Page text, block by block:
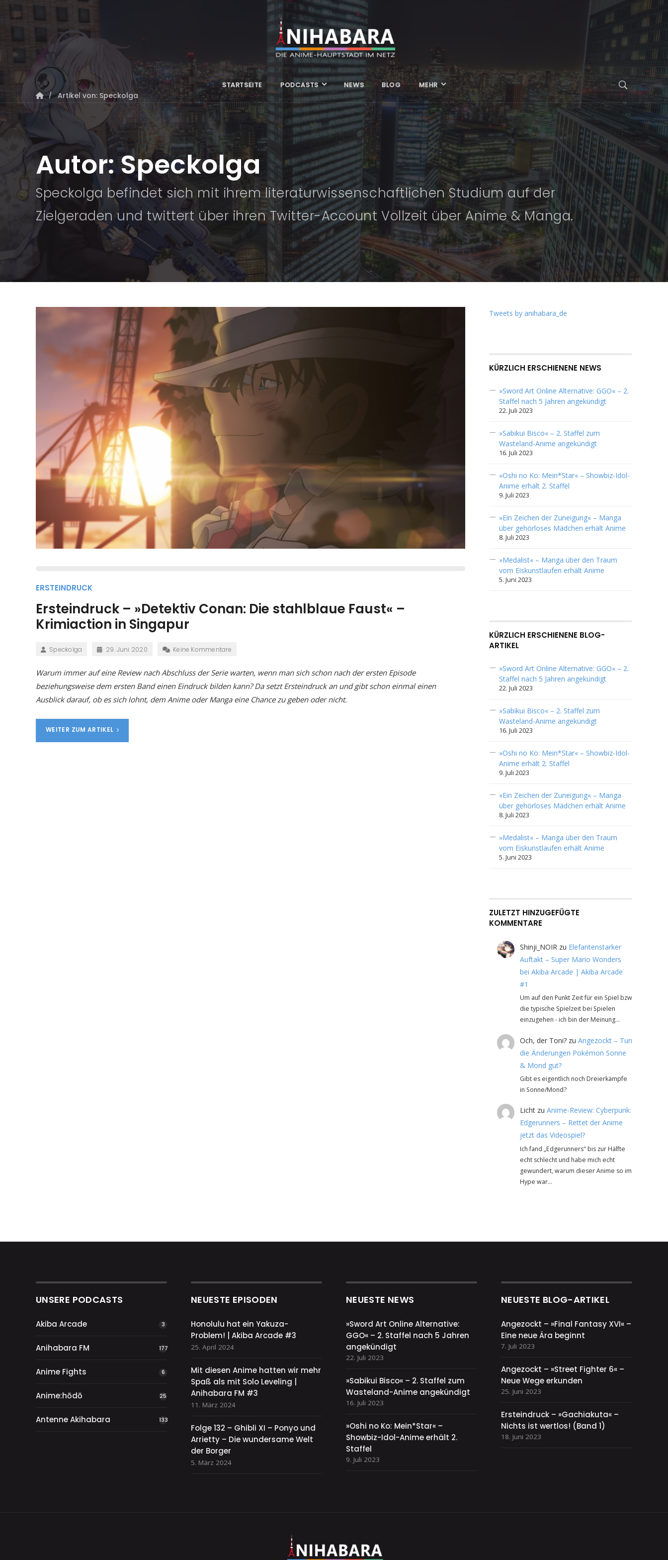
STARTSEITE PODCASTS NEWS BLOG MEHR
Artikel von: Speckolga
Autor:Speckolga
Speckolga befindet sich mit ihrem literaturwissenschaftlichen Studium auf der
Zielgeraden und twittert über ihren Twitter-Account Vollzeit über Anime & Manga.
ERSTEINDRUCK
Ersteindruck – »Detektiv Conan: Die stahlblaue Faust« –
Krimiaction in Singapur
Speckolga 29. Juni 2020 Keine Kommentare
Warum immer auf eine Review nach Abschluss der Serie warten, wenn man sich schon nach der ersten Episode
beziehungsweise dem ersten Band einen Eindruck bilden kann? Da setzt Ersteindruck an und gibt schon einmal einen
Ausblick darauf, ob es sich lohnt, dem Anime oder Manga eine Chance zu geben oder nicht.
WEITER ZUM ARTIKEL
Tweets by anihabara_de
KÜRZLICH ERSCHIENENE NEWS
»Sword Art Online Alternative: GGO« – 2.
Staffel nach 5 Jahren angekündigt
22. Juli 2023
»Sabikui Bisco« – 2. Staffel zum
Wasteland-Anime angekündigt
16. Juli 2023
»Oshi no Ko: Mein*Star« – Showbiz-Idol-
Anime erhält 2. Staffel
9. Juli 2023
»Ein Zeichen der Zuneigung« – Manga
über gehörloses Mädchen erhält Anime
8. Juli 2023
»Medalist« – Manga über den Traum
vom Eiskunstlaufen erhält Anime
5. Juni 2023
KÜRZLICH ERSCHIENENE BLOG-
ARTIKEL
»Sword Art Online Alternative: GGO« – 2.
Staffel nach 5 Jahren angekündigt
22. Juli 2023
»Sabikui Bisco« – 2. Staffel zum
Wasteland-Anime angekündigt
16. Juli 2023
»Oshi no Ko: Mein*Star« – Showbiz-Idol-
Anime erhält 2. Staffel
9. Juli 2023
»Ein Zeichen der Zuneigung« – Manga
über gehörloses Mädchen erhält Anime
8. Juli 2023
»Medalist« – Manga über den Traum
vom Eiskunstlaufen erhält Anime
5. Juni 2023
ZULETZT HINZUGEFÜGTE
KOMMENTARE
Shinji_NOIRzu Elefantenstarker
Auftakt – Super Mario Wonders
bei Akiba Arcade | Akiba Arcade
#1
Um auf den Punkt Zeit für ein Spiel bzw
die typische Spielzeit bei Spielen
einzugehen - ich bin der Meinung…
Och, der Toni?zu Angezockt – Tun
die Änderungen Pokémon Sonne
& Mond gut?
Gibt es eigentlich noch Dreierkämpfe
in Sonne/Mond?
Lichtzu Anime-Review: Cyberpunk:
Edgerunners – Rettet der Anime
jetzt das Videospiel?
Ich fand „Edgerunners" bis zur Hälfte
echt schlecht und habe mich echt
gewundert, warum dieser Anime so im
Hype war…
UNSERE PODCASTS
Akiba Arcade 3
Anihabara FM 177
Anime Fights 6
Anime:hōdō 25
Antenne Akihabara 133
NEUESTE EPISODEN
Honolulu hat ein Yakuza-
Problem! | Akiba Arcade #3
25. April 2024
Mit diesen Anime hatten wir mehr
Spaß als mit Solo Leveling |
Anihabara FM #3
11. März 2024
Folge 132 – Ghibli XI – Ponyo und
Arrietty – Die wundersame Welt
der Borger
5. März 2024
NEUESTE NEWS
»Sword Art Online Alternative:
GGO« – 2. Staffel nach 5 Jahren
angekündigt
22. Juli 2023
»Sabikui Bisco« – 2. Staffel zum
Wasteland-Anime angekündigt
16. Juli 2023
»Oshi no Ko: Mein*Star« –
Showbiz-Idol-Anime erhält 2.
Staffel
9. Juli 2023
NEUESTE BLOG-ARTIKEL
Angezockt – »Final Fantasy XVI« –
Eine neue Ära beginnt
7. Juli 2023
Angezockt – »Street Fighter 6« –
Neue Wege erkunden
25. Juni 2023
Ersteindruck – »Gachiakuta« –
Nichts ist wertlos! (Band 1)
18. Juni 2023